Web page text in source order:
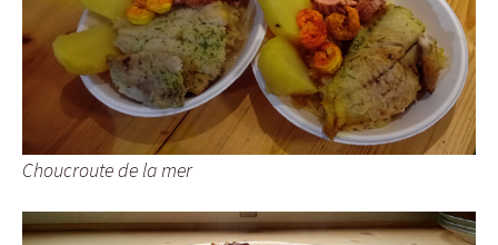
Choucroute de la mer